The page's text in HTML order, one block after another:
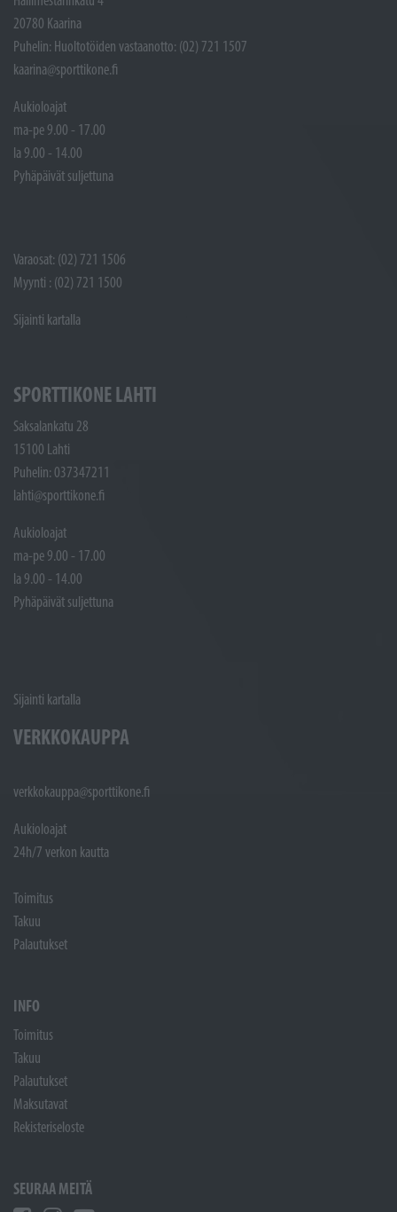
20780 Kaarina
Puhelin: Huoltotöiden vastaanotto: (02) 721 1507
kaarina@sporttikone.fi
Aukioloajat
ma-pe 9.00 - 17.00
la 9.00 - 14.00
Pyhäpäivät suljettuna
Varaosat: (02) 721 1506
Myynti : (02) 721 1500
Sijainti kartalla
SPORTTIKONE LAHTI
Saksalankatu 28
15100 Lahti
Puhelin: 037347211
lahti@sporttikone.fi
Aukioloajat
ma-pe 9.00 - 17.00
la 9.00 - 14.00
Pyhäpäivät suljettuna
Sijainti kartalla
VERKKOKAUPPA
verkkokauppa@sporttikone.fi
Aukioloajat
24h/7 verkon kautta
Toimitus
Takuu
Palautukset
INFO
Toimitus
Takuu
Palautukset
Maksutavat
Rekisteriseloste
SEURAA MEITÄ